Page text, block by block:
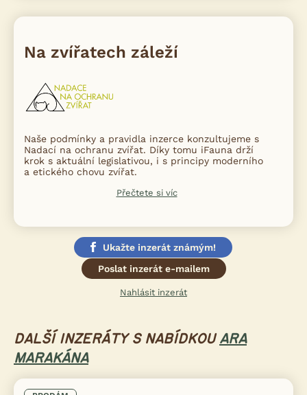
Na zvířatech záleží
Naše podmínky a pravidla inzerce konzultujeme s
Nadací na ochranu zvířat. Díky tomu iFauna drží
krok s aktuální legislativou, i s principy moderního
a etického chovu zvířat.
Přečtete si víc
Ukažte inzerát známým!
Poslat inzerát e-mailem
Nahlásit inzerát
DALŠÍ INZERÁTY S NABÍDKOU ARA
MARAKÁNA